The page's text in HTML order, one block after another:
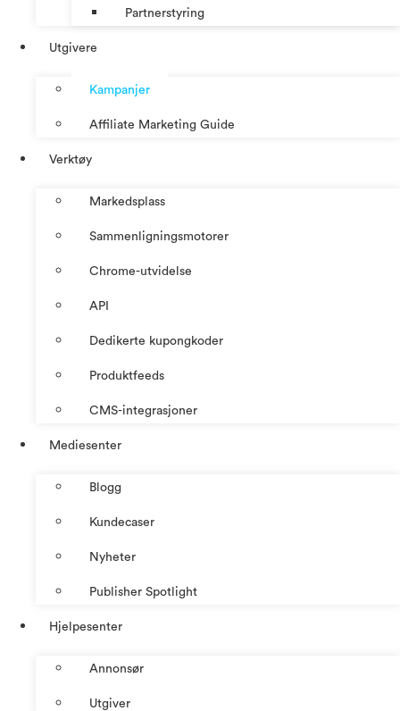
Partnerstyring
Utgivere
Kampanjer
Affiliate Marketing Guide
Verktøy
Markedsplass
Sammenligningsmotorer
Chrome-utvidelse
API
Dedikerte kupongkoder
Produktfeeds
CMS-integrasjoner
Mediesenter
Blogg
Kundecaser
Nyheter
Publisher Spotlight
Hjelpesenter
Annonsør
Utgiver